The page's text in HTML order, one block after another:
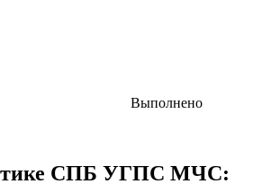
Выполнено
СПБ УГПС МЧС: